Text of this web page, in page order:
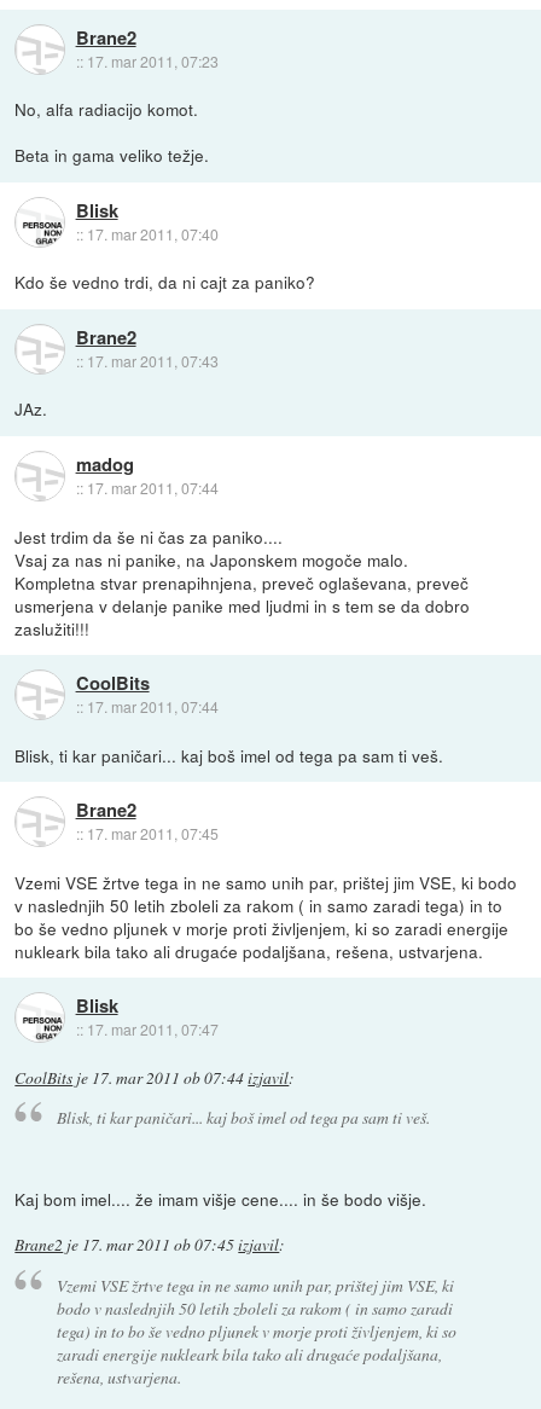
Brane2
:: 17. mar 2011, 07:23
No, alfa radiacijo komot.
Beta in gama veliko težje.
Blisk
:: 17. mar 2011, 07:40
Kdo še vedno trdi, da ni cajt za paniko?
Brane2
:: 17. mar 2011, 07:43
JAz.
madog
:: 17. mar 2011, 07:44
Jest trdim da še ni čas za paniko....
Vsaj za nas ni panike, na Japonskem mogoče malo.
Kompletna stvar prenapihnjena, preveč oglaševana, preveč
usmerjena v delanje panike med ljudmi in s tem se da dobro
zaslužiti!!!
CoolBits
:: 17. mar 2011, 07:44
Blisk, ti kar paničari... kaj boš imel od tega pa sam ti veš.
Brane2
:: 17. mar 2011, 07:45
Vzemi VSE žrtve tega in ne samo unih par, prištej jim VSE, ki bodo
v naslednjih 50 letih zboleli za rakom ( in samo zaradi tega) in to
bo še vedno pljunek v morje proti življenjem, ki so zaradi energije
nukleark bila tako ali drugaće podaljšana, rešena, ustvarjena.
Blisk
:: 17. mar 2011, 07:47
CoolBits je 17. mar 2011 ob 07:44izjavil:
Blisk, ti kar paničari... kaj boš imel od tega pa sam ti veš.
Kaj bom imel.... že imam višje cene.... in še bodo višje.
Brane2 je 17. mar 2011 ob 07:45izjavil:
Vzemi VSE žrtve tega in ne samo unih par, prištej jim VSE, ki
bodo v naslednjih 50 letih zboleli za rakom ( in samo zaradi
tega) in to bo še vedno pljunek v morje proti življenjem, ki so
zaradi energije nukleark bila tako ali drugaće podaljšana,
rešena, ustvarjena.